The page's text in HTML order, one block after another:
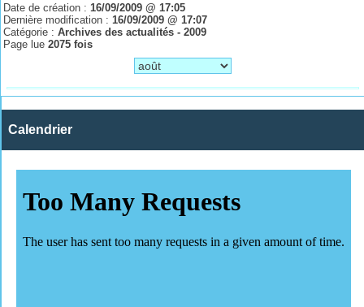
Date de création : 16/09/2009 @ 17:05
Dernière modification : 16/09/2009 @ 17:07
Catégorie :Archives des actualités - 2009
Page lue2075 fois
Calendrier